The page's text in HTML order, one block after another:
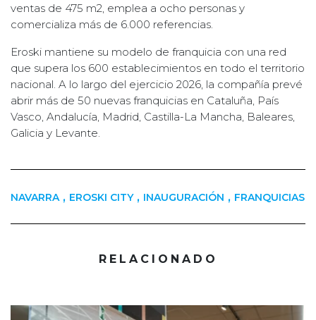
ventas de 475 m2, emplea a ocho personas y
comercializa más de 6.000 referencias.
Eroski mantiene su modelo de franquicia con una red
que supera los 600 establecimientos en todo el territorio
nacional. A lo largo del ejercicio 2026, la compañía prevé
abrir más de 50 nuevas franquicias en Cataluña, País
Vasco, Andalucía, Madrid, Castilla-La Mancha, Baleares,
Galicia y Levante.
NAVARRA , EROSKI CITY , INAUGURACIÓN , FRANQUICIAS
RELACIONADO